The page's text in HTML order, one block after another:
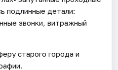
подлинные детали:
звонки, витражный
старого города и